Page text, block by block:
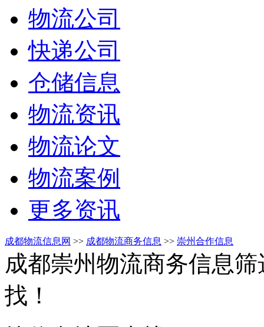
物流公司
快递公司
仓储信息
物流资讯
物流论文
物流案例
更多资讯
成都物流信息网 >> 成都物流商务信息 >> 崇州合作信息
成都崇州物流商务信息筛
找！